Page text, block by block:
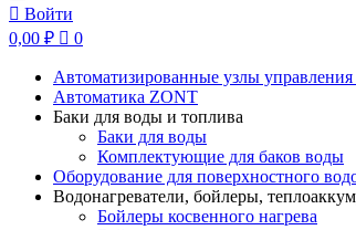
 Войти
0,00 ₽  0
Автоматизированные узлы
Автоматика ZONT
Баки для воды и топлива
Баки для воды
Комплектующие для баков воды
Оборудование для поверхностного
Водонагреватели, бойлеры,
Бойлеры косвенного нагрева